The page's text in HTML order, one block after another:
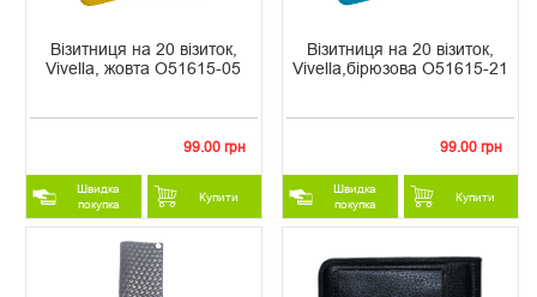
Візитниця на 20 візиток,
Vivella, жовта O51615-05
99.00 грн
Швидка
покупка
Купити
Візитниця на 20 візиток,
Vivella,бірюзова O51615-21
99.00 грн
Швидка
покупка
Купити